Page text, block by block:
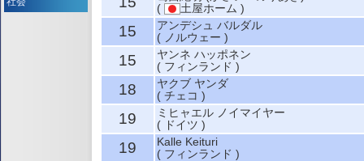
(
土屋ホーム )
15
アンデシュ バルダル
( ノルウェー )
15
ヤンネ ハッポネン
( フィンランド )
18
ヤクブ ヤンダ
( チェコ )
19
ミヒャエル ノイマイヤー
( ドイツ )
19
Kalle Keituri
( フィンランド )